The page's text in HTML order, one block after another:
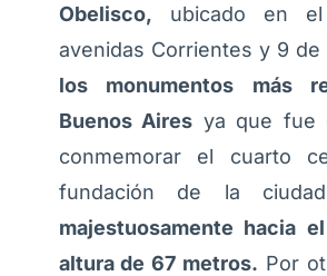
Obelisco, ubicado en
avenidas Corrientes y 9 de
los monumentos más
Buenos Aires ya que fue
conmemorar el cuarto
fundación de la
majestuosamente hacia
altura de 67 metros. Por